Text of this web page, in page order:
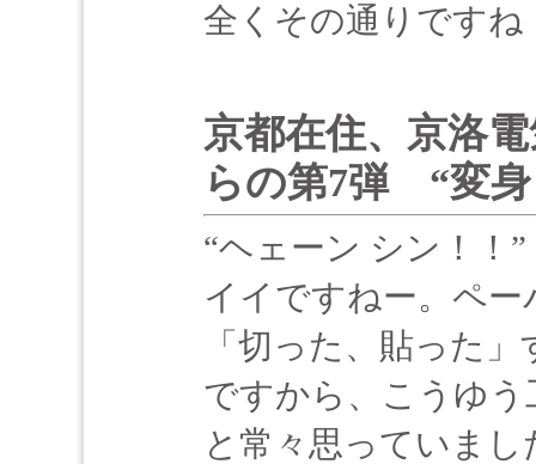
全くその通りですね
京都在住、京洛
らの第7弾 “変身
“ヘェーン シン！！”
イイですねー。ペ
「切った、貼った
ですから、こうゆ
と常々思っていまし